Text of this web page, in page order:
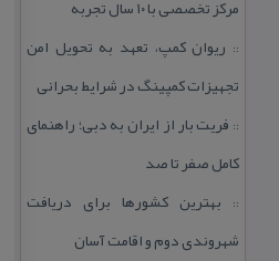
مركز تخصصی با ۱۰ سال تجربه
:: ریوان كمپ، تعهد به تحویل امن
تجهیزات كمپینگ در شرایط بحرانی
:: فریت بار از ایران به دبی؛ راهنمای
كامل صفر تا صد
:: بهترین كشورها برای دریافت
شهروندی دوم و اقامت آسان